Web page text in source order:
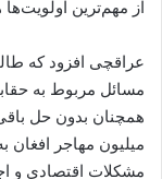
از مهم‌ترین
عراقچی افزود که
مسائل مربوط به
همچنان بدون حل
میلیون مهاجر افغان
مشکلات اقتصادی و